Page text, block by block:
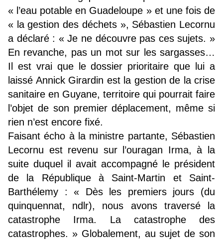
« l’eau potable en Guadeloupe » et une fois de
« la gestion des déchets », Sébastien Lecornu
a déclaré : « Je ne découvre pas ces sujets. »
En revanche, pas un mot sur les sargasses…
Il est vrai que le dossier prioritaire que lui a
laissé Annick Girardin est la gestion de la crise
sanitaire en Guyane, territoire qui pourrait faire
l’objet de son premier déplacement, même si
rien n’est encore fixé.
Faisant écho à la ministre partante, Sébastien
Lecornu est revenu sur l’ouragan Irma, à la
suite duquel il avait accompagné le président
de la République à Saint-Martin et Saint-
Barthélemy : « Dès les premiers jours (du
quinquennat, ndlr), nous avons traversé la
catastrophe Irma. La catastrophe des
catastrophes. » Globalement, au sujet de son